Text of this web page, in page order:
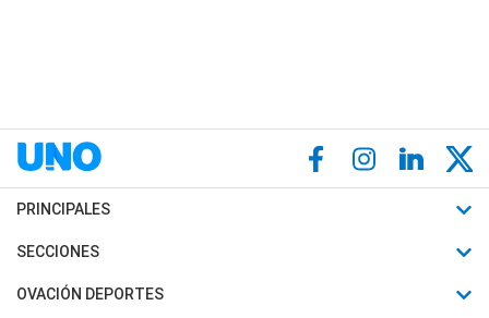
PRINCIPALES
Últimas Noticias
Política
SECCIONES
Horóscopo
OVACIÓN DEPORTES